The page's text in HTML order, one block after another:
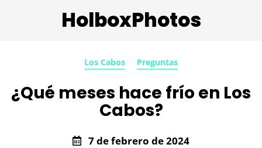
HolboxPhotos
Los Cabos Preguntas
¿Qué meses hace frío en Los
Cabos?
7 de febrero de 2024